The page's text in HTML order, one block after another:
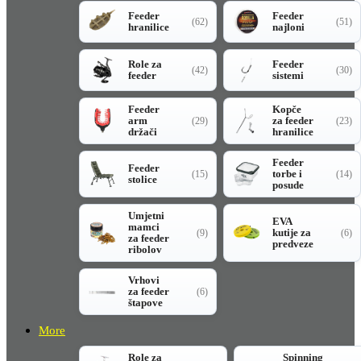
Feeder
hranilice
(62)
Feeder
najloni
(51)
Role za
feeder
(42)
Feeder
sistemi
(30)
Feeder
arm
držači
(29)
Kopče
za feeder
hranilice
(23)
Feeder
stolice
(15)
Feeder
torbe i
posude
(14)
Umjetni
mamci
za feeder
ribolov
(9)
EVA
kutije za
predveze
(6)
Vrhovi
za feeder
štapove
(6)
More
Role za
Spinning